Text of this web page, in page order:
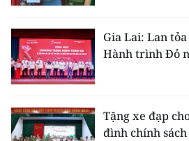
Gia Lai: Lan
Hành trình Đỏ
Tặng xe đạp
đình chính sách